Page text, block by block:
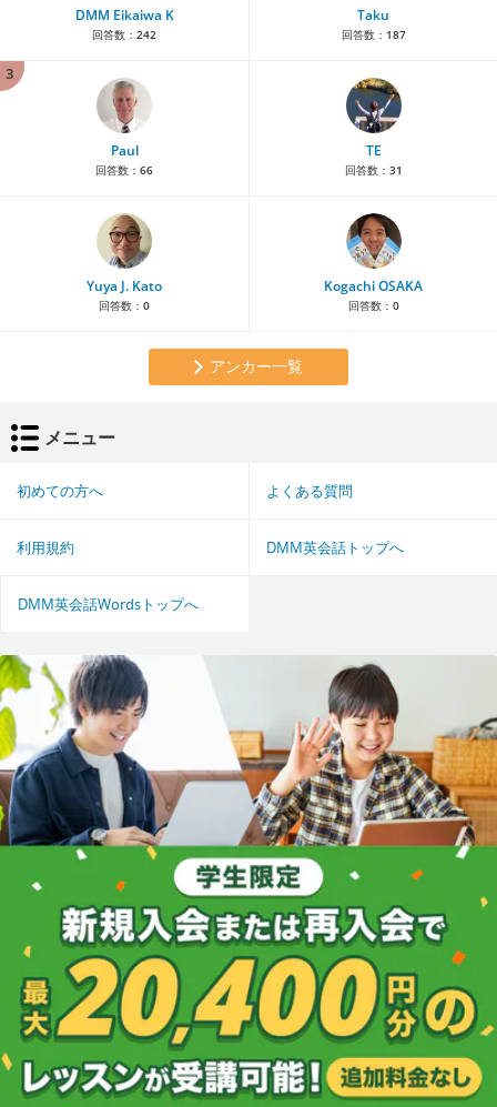
DMM Eikaiwa K
回答数： 242
Taku
回答数： 187
3
Paul
回答数： 66
TE
回答数： 31
Yuya J. Kato
回答数： 0
Kogachi OSAKA
回答数： 0
アンカー一覧
メニュー
初めての方へ よくある質問
利用規約 DMM英会話トップへ
DMM英会話Wordsトップへ